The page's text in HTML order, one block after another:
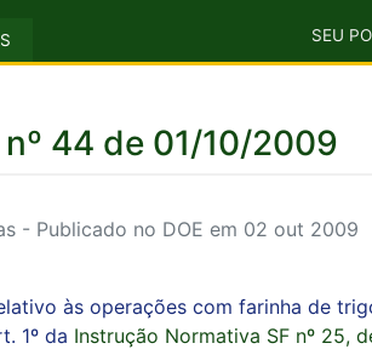
SEU
nº 44 de 01/10/2009
- Publicado no DOE em 02 out 2009
às operações com farinha de
1º da Instrução Normativa SF nº 25,